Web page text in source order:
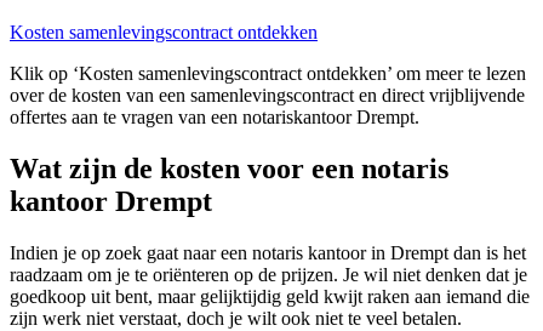
Kosten samenlevingscontract ontdekken
Klik op ‘Kosten samenlevingscontract ontdekken’ om meer te lezen
over de kosten van een samenlevingscontract en direct vrijblijvende
offertes aan te vragen van een notariskantoor Drempt.
Wat zijn de kosten voor een notaris
kantoor Drempt
Indien je op zoek gaat naar een notaris kantoor in Drempt dan is het
raadzaam om je te oriënteren op de prijzen. Je wil niet denken dat je
goedkoop uit bent, maar gelijktijdig geld kwijt raken aan iemand die
zijn werk niet verstaat, doch je wilt ook niet te veel betalen.